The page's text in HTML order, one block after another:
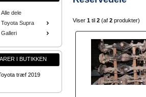
Alle dele
Toyota Supra
Galleri
I BUTIKKEN
træf 2019
Viser 1 til 2 (af 2 produkter)